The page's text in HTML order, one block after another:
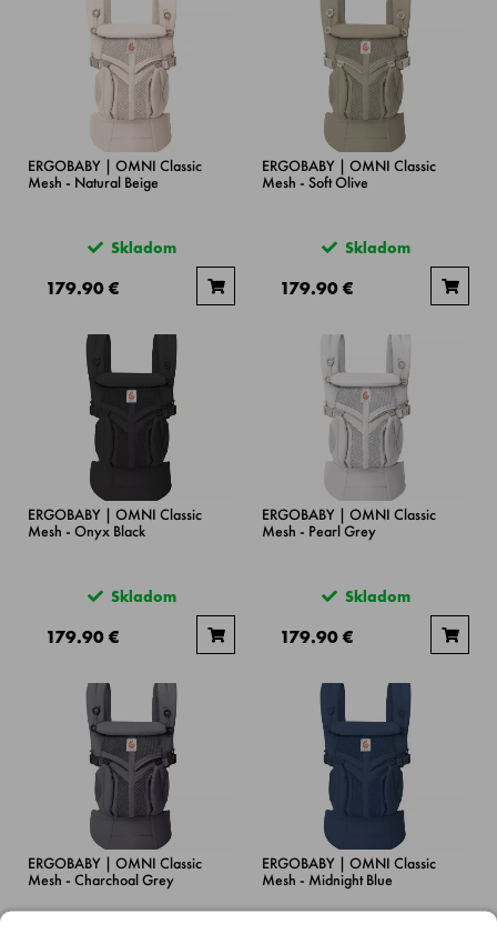
ERGOBABY | OMNI Classic
Mesh - Natural Beige
Skladom
179.90 €
ERGOBABY | OMNI Classic
Mesh - Soft Olive
Skladom
179.90 €
ERGOBABY | OMNI Classic
Mesh - Onyx Black
Skladom
179.90 €
ERGOBABY | OMNI Classic
Mesh - Pearl Grey
Skladom
179.90 €
ERGOBABY | OMNI Classic
Mesh - Charchoal Grey
ERGOBABY | OMNI Classic
Mesh - Midnight Blue